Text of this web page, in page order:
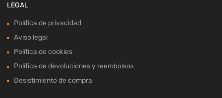
LEGAL
Política de privacidad
Aviso legal
Política de cookies
Política de devoluciones y reembolsos
Desistimiento de compra